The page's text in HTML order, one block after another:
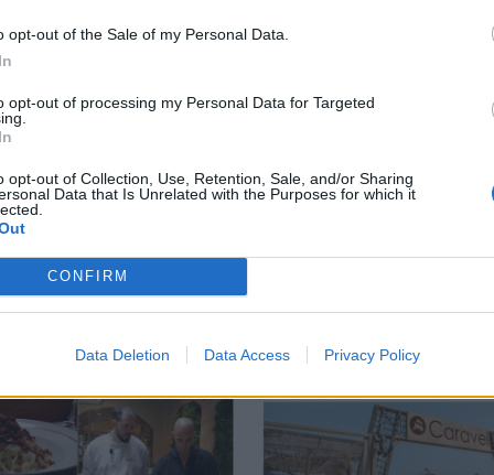
opt-out of the Sale of my Personal Data.
opt-out of processing my Personal Data for Targeted
opt-out of Collection, Use, Retention, Sale, and/or Sharing
Data that Is Unrelated with the Purposes for which it
CONFIRM
Data Deletion Data Access Privacy Policy
Μέσι
στον πατέρα του ΜέσιΗ πρώτη ομάδα που συλλυπήθηκε
για τον χαμό του πατέρα του